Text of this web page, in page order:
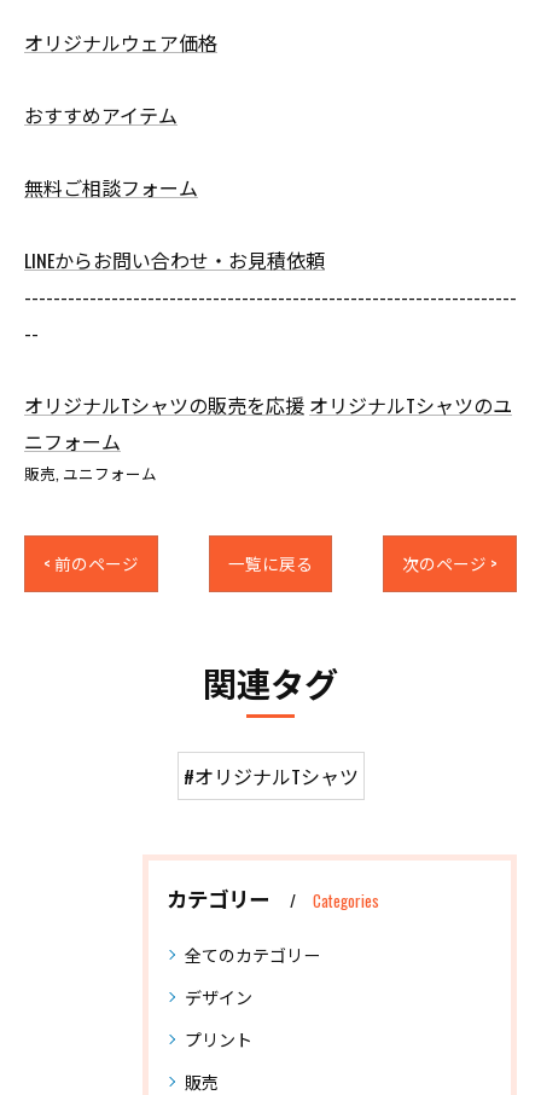
オリジナルウェア価格
おすすめアイテム
無料ご相談フォーム
LINEからお問い合わせ・お見積依頼
--------------------------------------------------------------------
--
オリジナルTシャツの販売を応援 オリジナルTシャツのユ
ニフォーム
販売 ユニフォーム
< 前のページ 一覧に戻る 次のページ >
関連タグ
#オリジナルTシャツ
カテゴリー Categories
全てのカテゴリー
デザイン
プリント
販売